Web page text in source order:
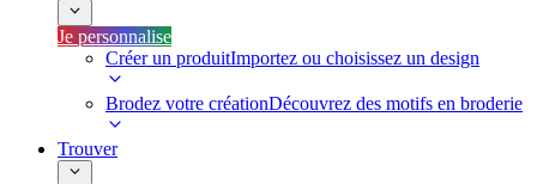
Je personnalise
Créer un produitImportez ou choisissez un design
Brodez votre créationDécouvrez des motifs en broderie
Trouver